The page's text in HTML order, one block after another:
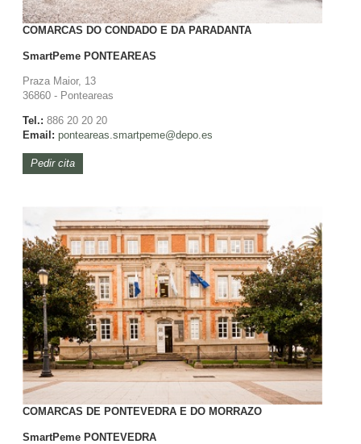
COMARCAS DO CONDADO E DA PARADANTA
SmartPemePONTEAREAS
Praza Maior, 13
36860 - Ponteareas
Tel.: 886 20 20 20
Email: ponteareas.smartpeme@depo.es
Pedir cita
COMARCAS DE PONTEVEDRA E DO MORRAZO
SmartPemePONTEVEDRA